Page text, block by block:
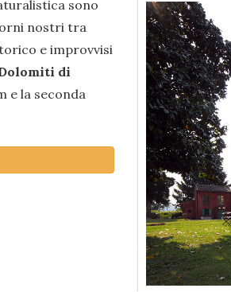
sono
nostri tra
e improvvisi
di
e la seconda